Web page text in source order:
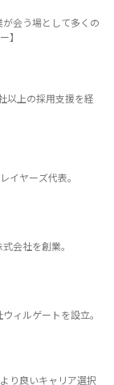
会う場として多くの
】
以上の採用支援を経
イヤーズ代表。
会社を創業。
ィルゲートを設立。
り良いキャリア選択